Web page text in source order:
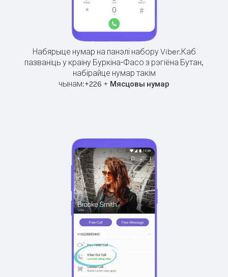
Набярыце нумар на панэлі набору Viber.Каб
пазваніць у краіну Буркіна-Фасо з рэгіёна Бутан,
набірайце нумар такім
чынам:+226 + Мясцовы нумар